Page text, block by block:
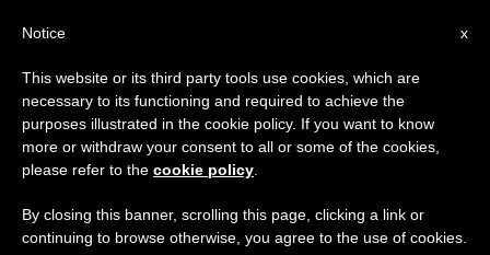
روحانيّة
x
Notice
This website or its third party tools use cookies, which are
necessary to its functioning and required to achieve the
purposes illustrated in the cookie policy. If you want to know
more or withdraw your consent to all or some of the cookies,
please refer to the cookie policy
By closing this banner, scrolling this page, clicking a link or
continuing to browse otherwise, you agree to the use of cookies.